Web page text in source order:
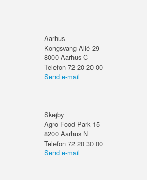
Aarhus
Kongsvang Allé 29
8000 Aarhus C
Telefon 72 20 20 00
Send e-mail
Skejby
Agro Food Park 15
8200 Aarhus N
Telefon 72 20 30 00
Send e-mail